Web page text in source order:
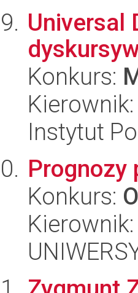
Universal
Konkurs:
Instytut
Prognozy
Konkurs: